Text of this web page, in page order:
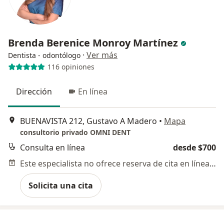
Brenda Berenice Monroy Martínez
Dentista - odontólogo · Ver más
116 opiniones
Dirección En línea
BUENAVISTA 212, Gustavo A Madero • Mapa
consultorio privado OMNI DENT
Consulta en línea
desde $700
Este especialista no ofrece reserva de cita en línea en esta dirección.
Solicita una cita